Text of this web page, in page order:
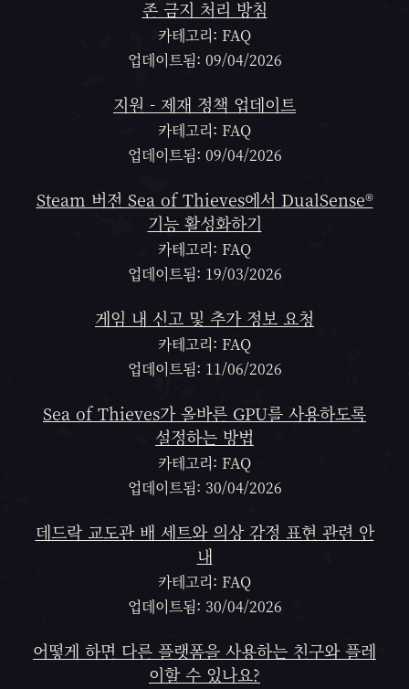
존 금지 처리 방침
카테고리: FAQ
업데이트됨: 09/04/2026
지원 - 제재 정책 업데이트
카테고리: FAQ
업데이트됨: 09/04/2026
Steam 버전 Sea of Thieves에서 DualSense®
기능 활성화하기
카테고리: FAQ
업데이트됨: 19/03/2026
게임 내 신고 및 추가 정보 요청
카테고리: FAQ
업데이트됨: 11/06/2026
Sea of Thieves가 올바른 GPU를 사용하도록
설정하는 방법
카테고리: FAQ
업데이트됨: 30/04/2026
데드락 교도관 배 세트와 의상 감정 표현 관련 안
내
카테고리: FAQ
업데이트됨: 30/04/2026
어떻게 하면 다른 플랫폼을 사용하는 친구와 플레
이할 수 있나요?